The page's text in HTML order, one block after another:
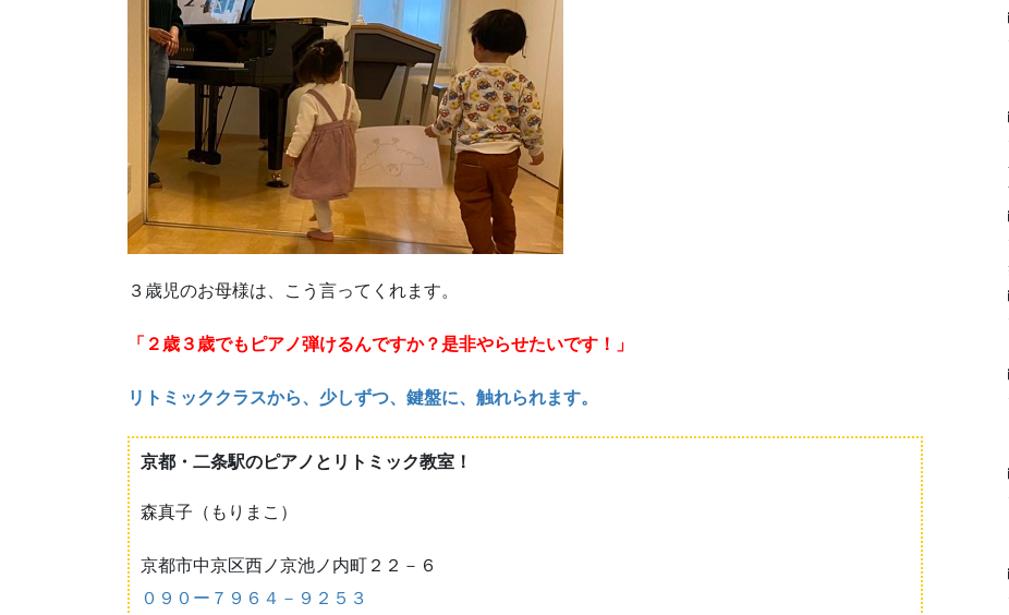
３歳児のお母様は、こう言ってくれます。
「２歳３歳でもピアノ弾けるんですか？是非やらせたいです！」
リトミッククラスから、少しずつ、鍵盤に、触れられます。
京都・二条駅のピアノとリトミック教室！
森真子（もりまこ）
京都市中京区西ノ京池ノ内町２２－６
０９０ー７９６４－９２５３